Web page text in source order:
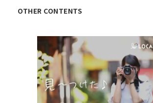
OTHER CONTENTS